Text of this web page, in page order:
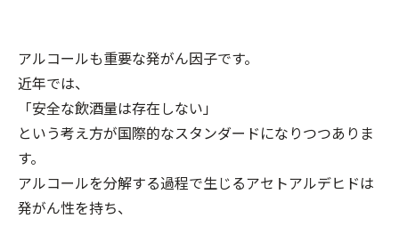
アルコールも重要な発がん因子です。
近年では、
「安全な飲酒量は存在しない」
という考え方が国際的なスタンダードになりつつありま
す。
アルコールを分解する過程で生じるアセトアルデヒドは
発がん性を持ち、